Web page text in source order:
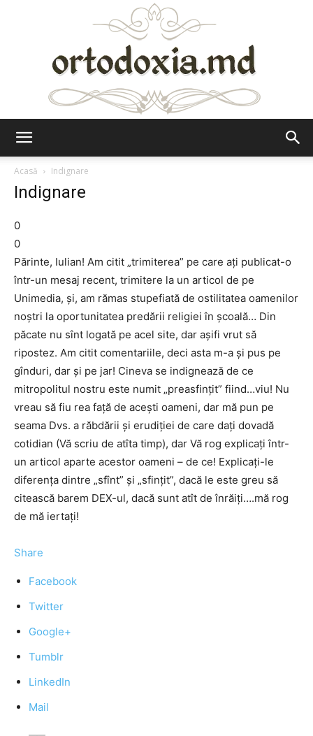
Acasă
Indignare
Indignare
0
0
Părinte, Iulian! Am citit „trimiterea” pe care aţi publicat-o
într-un mesaj recent, trimitere la un articol de pe
Unimedia, şi, am rămas stupefiată de ostilitatea oamenilor
noştri la oportunitatea predării religiei în şcoală… Din
păcate nu sînt logată pe acel site, dar aşifi vrut să
ripostez. Am citit comentariile, deci asta m-a şi pus pe
gînduri, dar şi pe jar! Cineva se indignează de ce
mitropolitul nostru este numit „preasfinţit” fiind…viu! Nu
vreau să fiu rea faţă de aceşti oameni, dar mă pun pe
seama Dvs. a răbdării şi erudiţiei de care daţi dovadă
cotidian (Vă scriu de atîta timp), dar Vă rog explicaţi într-
un articol aparte acestor oameni – de ce! Explicaţi-le
diferenţa dintre „sfînt” şi „sfinţit”, dacă le este greu să
citească barem DEX-ul, dacă sunt atît de înrăiţi….mă rog
de mă iertaţi!
Share
Facebook
Twitter
Google+
Tumblr
LinkedIn
Mail